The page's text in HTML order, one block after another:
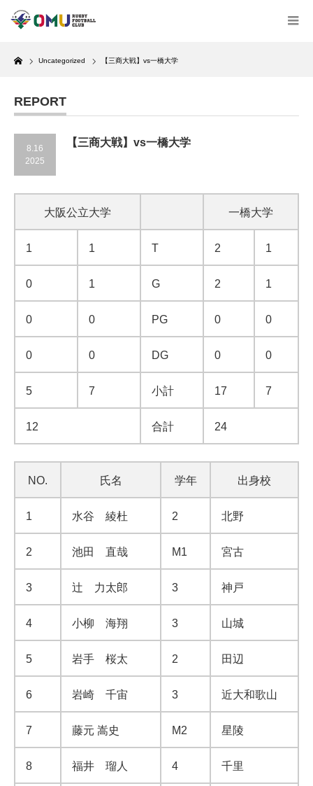
Home
Uncategorized 【三商大戦】vs一橋大学
REPORT
8.16
2025
【三商大戦】vs一橋大学
大阪公立大学 一橋大学
1 1 T 2 1
0 1 G 2 1
0 0 PG 0 0
0 0 DG 0 0
5 7 小計 17 7
12 合計 24
NO. 氏名 学年 出身校
1 水谷 綾杜 2 北野
2 池田 直哉 M1 宮古
3 辻 力太郎 3 神戸
4 小柳 海翔 3 山城
5 岩手 桜太 2 田辺
6 岩崎 千宙 3 近大和歌山
7 藤元 嵩史 M2 星陵
8 福井 瑠人 4 千里